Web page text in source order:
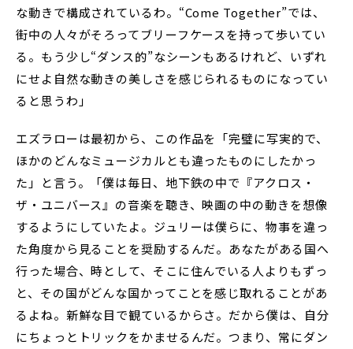
な動きで構成されているわ。“Come Together”では、
街中の人々がそろってブリーフケースを持って歩いてい
る。もう少し“ダンス的”なシーンもあるけれど、いずれ
にせよ自然な動きの美しさを感じられるものになってい
ると思うわ」
エズラローは最初から、この作品を「完璧に写実的で、
ほかのどんなミュージカルとも違ったものにしたかっ
た」と言う。「僕は毎日、地下鉄の中で『アクロス・
ザ・ユニバース』の音楽を聴き、映画の中の動きを想像
するようにしていたよ。ジュリーは僕らに、物事を違っ
た角度から見ることを奨励するんだ。あなたがある国へ
行った場合、時として、そこに住んでいる人よりもずっ
と、その国がどんな国かってことを感じ取れることがあ
るよね。新鮮な目で観ているからさ。だから僕は、自分
にちょっとトリックをかませるんだ。つまり、常にダン